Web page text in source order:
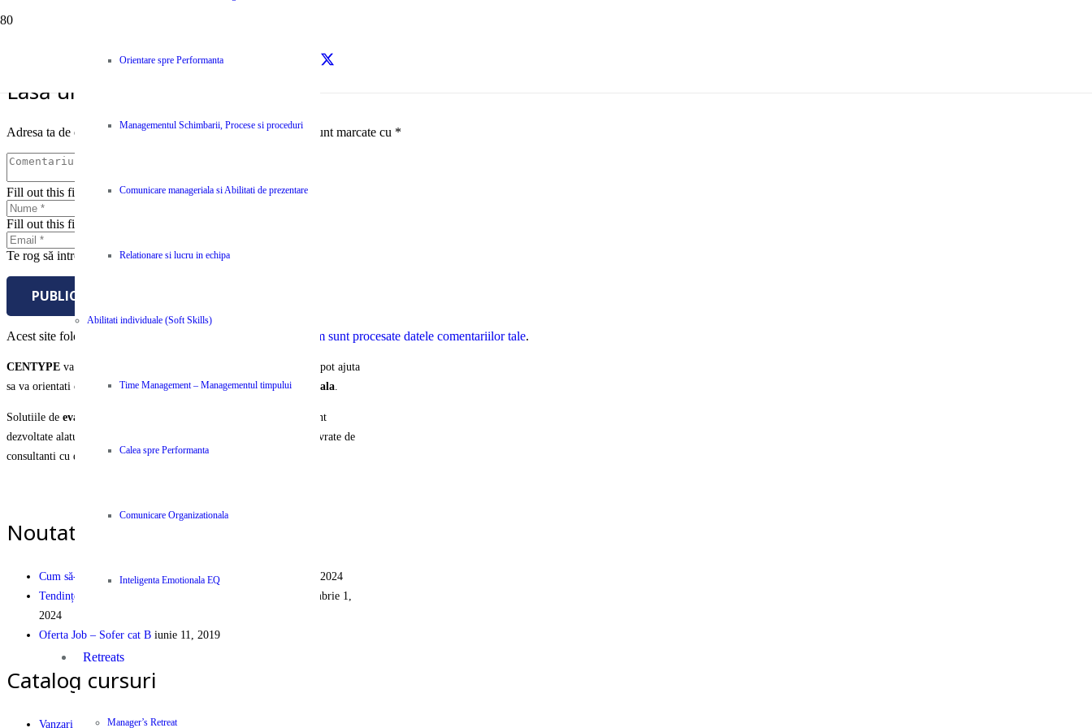
Orientare spre Performanta
Managementul Schimbarii, Procese si proceduri
Comunicare manageriala si Abilitati de prezentare
Relationare si lucru in echipa
Abilitati individuale (Soft Skills)
Time Management – Managementul timpului
Calea spre Performanta
Comunicare Organizationala
Inteligenta Emotionala EQ
Retreats
Manager’s Retreat
Lasă un răspuns
Adresa ta de email nu va fi publicată. Câmpurile obligatorii sunt marcate cu *
Fill out this field
Fill out this field
Te rog să introduci o adresă de email validă.
PUBLICĂ COMENTARIUL
Acest site folosește Akismet pentru a reduce spamul. Află cum sunt procesate datele comentariilor tale.
CENTYPE va pune la dispozitie o selectie unica de servicii care va pot ajuta
sa va orientati organizatia si echipa spreperformanta organizationala
Solutiile de evaluare, instruire, ajustare si operare
a activitatii sunt
dezvoltate alaturi de parteneri internationali recunoscuti si va sunt livrate de
consultanti cu experienta si expertiza certificata.
Noutati pe Blog
Cum să-ți dezvolți cariera în industria logistică
decembrie 9, 2024
Tendințe și Eficiență Financiară în Logistica Modernă
septembrie 1,
2024
Oferta Job – Sofer cat B iunie 11, 2019
Catalog cursuri
Vanzari